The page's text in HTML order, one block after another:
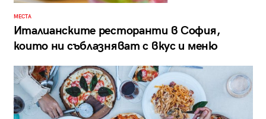
МЕСТА
Италианските ресторанти в София,
които ни съблазняват с вкус и меню